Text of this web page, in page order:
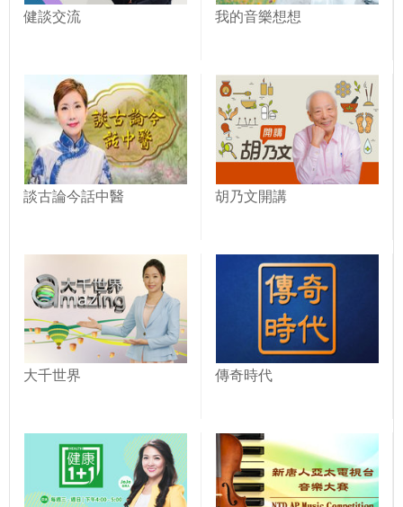
健談交流 我的音樂想想
談古論今話中醫 胡乃文開講
大千世界 傳奇時代